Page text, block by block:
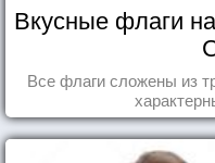
Вкусные флаги
Все флаги сложены из